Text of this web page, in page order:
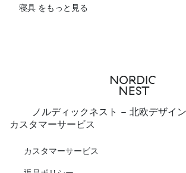
寝具 をもっと見る
ノルディックネスト - 北欧デザイ
カスタマーサービス
カスタマーサービス